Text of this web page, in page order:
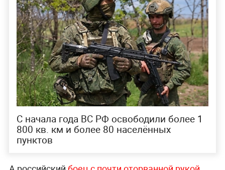
С начала года ВС РФ освободили более 1
800 кв. км и более 80 населённых
пунктов